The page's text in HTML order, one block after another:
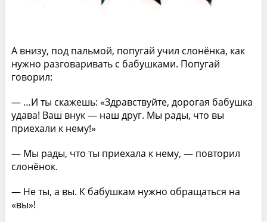
А внизу, под пальмой, попугай учил слонёнка, как
нужно разговаривать с бабушками. Попугай
говорил:
— …И ты скажешь: «Здравствуйте, дорогая бабушка
удава! Ваш внук — наш друг. Мы рады, что вы
приехали к нему!»
— Мы рады, что ты приехала к нему, — повторил
слонёнок.
— Не ты, а вы. К бабушкам нужно обращаться на
«вы»!